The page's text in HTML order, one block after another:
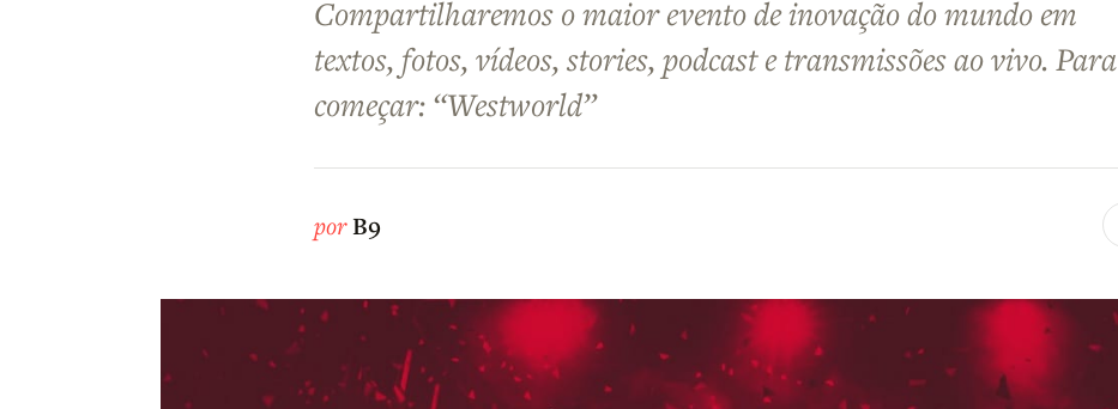
Compartilharemos o maior evento de inovação do mundo em
textos, fotos, vídeos, stories, podcast e transmissões ao vivo. Para
começar: “Westworld”
porB9